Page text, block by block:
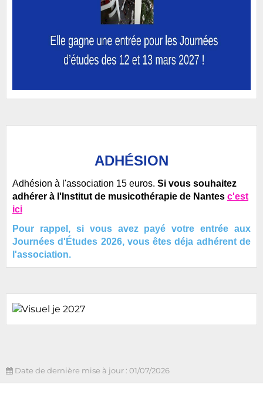
ADHÉSION
Adhésion à l'association 15 euros. Si vous souhaitez
adhérer à l'Institut de musicothérapie de Nantes c'est
ici
Pour rappel, si vous avez payé votre entrée aux
Journées d'Études 2026, vous êtes déja adhérent de
l'association.
Date de dernière mise à jour : 01/07/2026